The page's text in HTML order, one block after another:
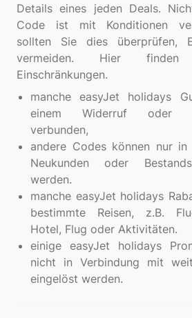
Details eines jeden Deals.
Code ist mit Konditionen
sollten Sie dies überprüfen,
vermeiden. Hier
manche easyJet holidays
einem Widerruf oder
verbunden,
andere Codes können nur
Neukunden oder
werden.
manche easyJet holidays
bestimmte Reisen, z.B.
Hotel, Flug oder Aktivitäten.
einige easyJet holidays
nicht in Verbindung mit
eingelöst werden.